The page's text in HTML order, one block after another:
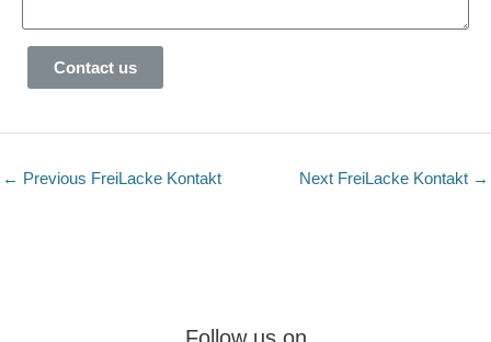
Contact us
← Previous FreiLacke Kontakt Next FreiLacke Kontakt →
Follow us on